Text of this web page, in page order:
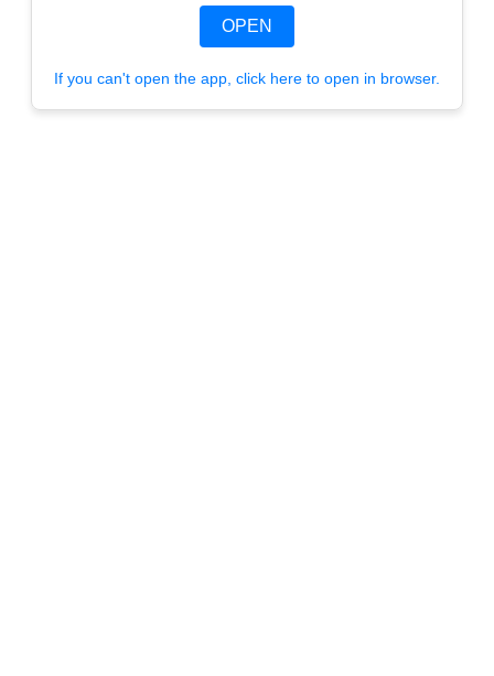
OPEN
If you can't open the app, click here to open in browser.